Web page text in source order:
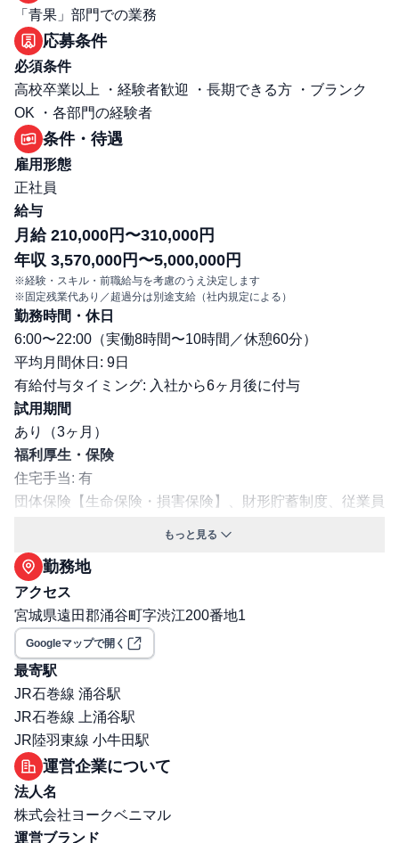
「青果」部門での業務
応募条件
必須条件
高校卒業以上 ・経験者歓迎 ・長期できる方 ・ブランク
OK ・各部門の経験者
条件・待遇
雇用形態
正社員
給与
月給 210,000円〜310,000円
年収 3,570,000円〜5,000,000円
※経験・スキル・前職給与を考慮のうえ決定します
※固定残業代あり／超過分は別途支給（社内規定による）
勤務時間・休日
6:00〜22:00（実働8時間〜10時間／休憩60分）
平均月間休日: 9日
有給付与タイミング: 入社から6ヶ月後に付与
試用期間
あり（3ヶ月）
福利厚生・保険
住宅手当: 有
団体保険【生命保険・損害保険】、財形貯蓄制度、従業員
交通費支給: 有
マイカー通勤可
保険: 社会保険完備（健康保険・厚生年金・雇用保険・労
災保険）
職場環境・ルール
受動喫煙対策（喫煙ルール）: 無
選考プロセス
面接回数: 2回
選考プロセス詳細: 想定所要時間：2週間程度） 1次：1次
オンライン面接 /人事担当者 2次：2次面接+技術試験(エリ
ア付近店舗にて)/店舗責任者
その他
もっと見る
勤務地
アクセス
宮城県遠田郡涌谷町字渋江200番地1
Googleマップで開く
最寄駅
JR石巻線 涌谷駅
JR石巻線 上涌谷駅
JR陸羽東線 小牛田駅
運営企業について
法人名
株式会社ヨークベニマル
運営ブランド